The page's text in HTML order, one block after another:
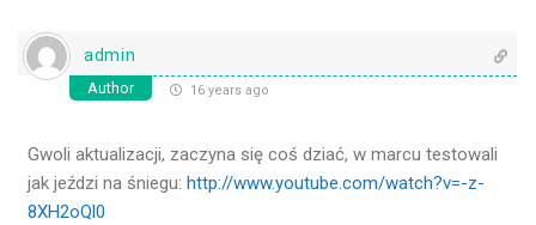
admin
Author 16 years ago
Gwoli aktualizacji, zaczyna się coś dziać, w marcu testowali
jak jeździ na śniegu: http://www.youtube.com/watch?v=-z-
8XH2oQl0